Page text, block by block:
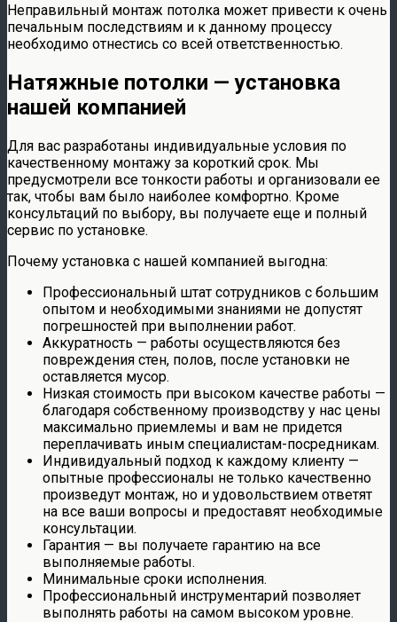
Неправильный монтаж потолка может привести к очень
печальным последствиям и к данному процессу
необходимо отнестись со всей ответственностью.
Натяжные потолки — установка
нашей компанией
Для вас разработаны индивидуальные условия по
качественному монтажу за короткий срок. Мы
предусмотрели все тонкости работы и организовали ее
так, чтобы вам было наиболее комфортно. Кроме
консультаций по выбору, вы получаете еще и полный
сервис по установке.
Почему установка с нашей компанией выгодна:
Профессиональный штат сотрудников с большим
опытом и необходимыми знаниями не допустят
погрешностей при выполнении работ.
Аккуратность — работы осуществляются без
повреждения стен, полов, после установки не
оставляется мусор.
Низкая стоимость при высоком качестве работы —
благодаря собственному производству у нас цены
максимально приемлемы и вам не придется
переплачивать иным специалистам-посредникам.
Индивидуальный подход к каждому клиенту —
опытные профессионалы не только качественно
произведут монтаж, но и удовольствием ответят
на все ваши вопросы и предоставят необходимые
консультации.
Гарантия — вы получаете гарантию на все
выполняемые работы.
Минимальные сроки исполнения.
Профессиональный инструментарий позволяет
выполнять работы на самом высоком уровне.